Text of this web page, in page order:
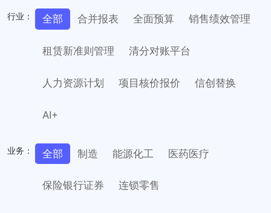
行业： 全部 合并报表 全面预算 销售绩效管理
租赁新准则管理 清分对账平台
人力资源计划 项目核价报价 信创替换
AI+
业务： 全部 制造 能源化工 医药医疗
保险银行证券 连锁零售